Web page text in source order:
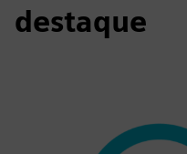
destaque